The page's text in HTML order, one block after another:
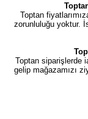
Toptan
zorunluluğu yoktur.
Toptan siparişlerde
gelip mağazamızı